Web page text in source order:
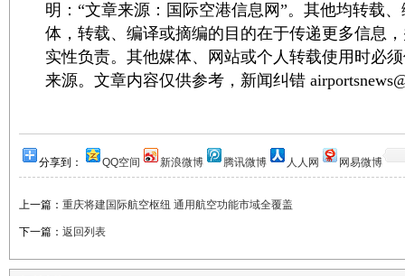
明：“文章来源：国际空港信息网”。其他均转载
体，转载、编译或摘编的目的在于传递更多信息
实性负责。其他媒体、网站或个人转载使用时必
来源。文章内容仅供参考，新闻纠错
分享到： QQ空间 新浪微博 腾讯微博 人人网 网易微博
上一篇： 重庆将建国际航空枢纽 通用航空功能市域全覆盖
下一篇： 返回列表